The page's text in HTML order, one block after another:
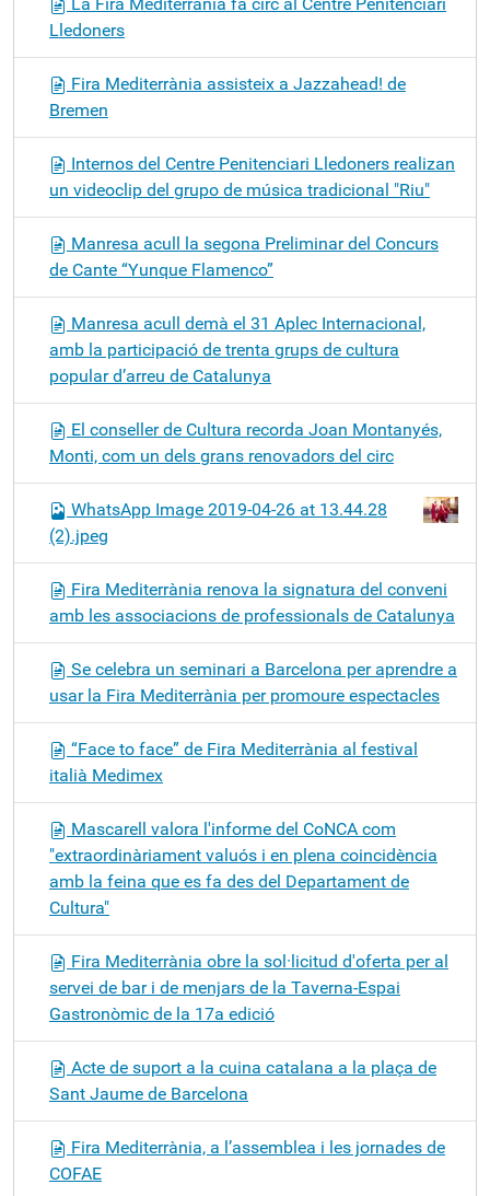
Lledoners
Fira Mediterrània assisteix a Jazzahead! de
Bremen
Internos del Centre Penitenciari Lledoners realizan
un videoclip del grupo de música tradicional "Riu"
Manresa acull la segona Preliminar del Concurs
de Cante “Yunque Flamenco”
Manresa acull demà el 31 Aplec Internacional,
amb la participació de trenta grups de cultura
popular d’arreu de Catalunya
El conseller de Cultura recorda Joan Montanyés,
Monti, com un dels grans renovadors del circ
WhatsApp Image 2019-04-26 at 13.44.28
(2).jpeg
Fira Mediterrània renova la signatura del conveni
amb les associacions de professionals de Catalunya
Se celebra un seminari a Barcelona per aprendre a
usar la Fira Mediterrània per promoure espectacles
“Face to face” de Fira Mediterrània al festival
italià Medimex
Mascarell valora l'informe del CoNCA com
"extraordinàriament valuós i en plena coincidència
amb la feina que es fa des del Departament de
Cultura"
Fira Mediterrània obre la sol·licitud d'oferta per al
servei de bar i de menjars de la Taverna-Espai
Gastronòmic de la 17a edició
Acte de suport a la cuina catalana a la plaça de
Sant Jaume de Barcelona
Fira Mediterrània, a l’assemblea i les jornades de
COFAE